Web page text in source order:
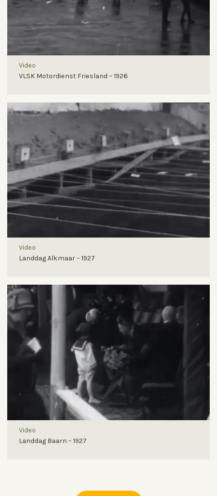
Video
VLSK Motordienst Friesland – 1926
Video
Landdag Alkmaar – 1927
Video
Landdag Baarn – 1927